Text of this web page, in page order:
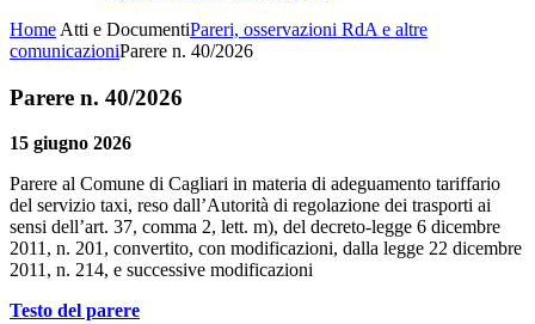
Home Atti e DocumentiPareri, osservazioni RdA e altre
comunicazioniParere n. 40/2026
Parere n. 40/2026
15 giugno 2026
Parere al Comune di Cagliari in materia di adeguamento tariffario
del servizio taxi, reso dall’Autorità di regolazione dei trasporti ai
sensi dell’art. 37, comma 2, lett. m), del decreto-legge 6 dicembre
2011, n. 201, convertito, con modificazioni, dalla legge 22 dicembre
2011, n. 214, e successive modificazioni
Testo del parere